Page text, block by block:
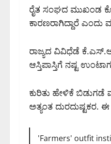
ರೈತ ಸಂಘದ ಮುಖಂಡ
ಕಾರಣರಾಗಿದ್ದಾರೆ
ರಾಜ್ಯದ ವಿವಿಧೆಡೆ
ಆಸ್ತಿಪಾಸ್ತಿಗೆ ನಷ್ಟ
ಕುರಿತು ಹೇಳಿಕೆ ಬಿಡುಗಡೆ
ಅತ್ಯಂತ ದುರದುಷ್ಟಕರ.
'Farmers' outfit